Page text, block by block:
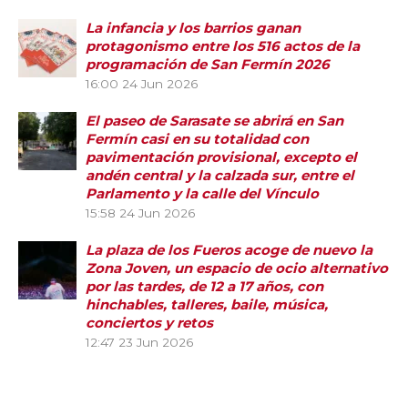
La infancia y los barrios ganan
protagonismo entre los 516 actos de la
programación de San Fermín 2026
16:00 24 Jun 2026
El paseo de Sarasate se abrirá en San
Fermín casi en su totalidad con
pavimentación provisional, excepto el
andén central y la calzada sur, entre el
Parlamento y la calle del Vínculo
15:58 24 Jun 2026
La plaza de los Fueros acoge de nuevo la
Zona Joven, un espacio de ocio alternativo
por las tardes, de 12 a 17 años, con
hinchables, talleres, baile, música,
conciertos y retos
12:47 23 Jun 2026